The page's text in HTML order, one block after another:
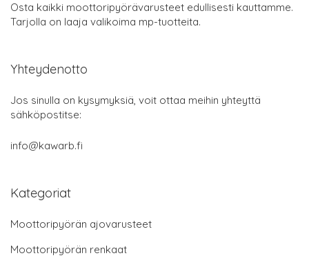
Osta kaikki moottoripyörävarusteet edullisesti kauttamme.
Tarjolla on laaja valikoima mp-tuotteita.
Yhteydenotto
Jos sinulla on kysymyksiä, voit ottaa meihin yhteyttä
sähköpostitse:
info@kawarb.fi
Kategoriat
Moottoripyörän ajovarusteet
Moottoripyörän renkaat